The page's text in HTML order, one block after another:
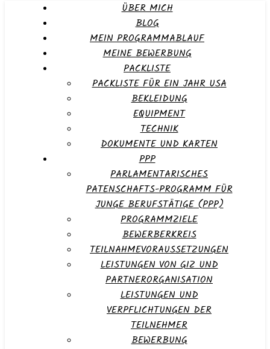
ÜBER MICH
BLOG
MEIN PROGRAMMABLAUF
MEINE BEWERBUNG
PACKLISTE
PACKLISTE FÜR EIN JAHR USA
BEKLEIDUNG
EQUIPMENT
TECHNIK
DOKUMENTE UND KARTEN
PPP
PARLAMENTARISCHES
PATENSCHAFTS-PROGRAMM FÜR
JUNGE BERUFSTÄTIGE (PPP)
PROGRAMMZIELE
BEWERBERKREIS
TEILNAHMEVORAUSSETZUNGEN
LEISTUNGEN VON GIZ UND
PARTNERORGANISATION
LEISTUNGEN UND
VERPFLICHTUNGEN DER
TEILNEHMER
BEWERBUNG